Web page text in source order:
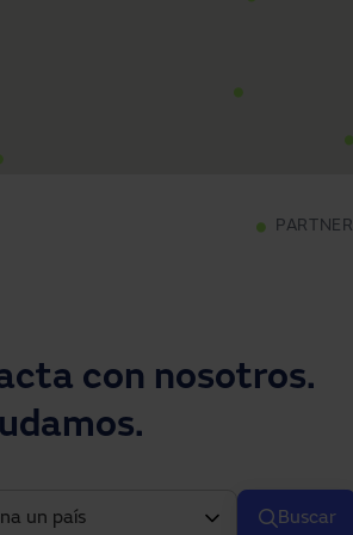
PARTNER
con nosotros.
Buscar